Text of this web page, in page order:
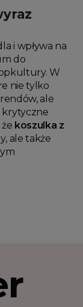
i wpływa na
do
W
nie tylko
ale
krytyczne
koszulka z
ale także